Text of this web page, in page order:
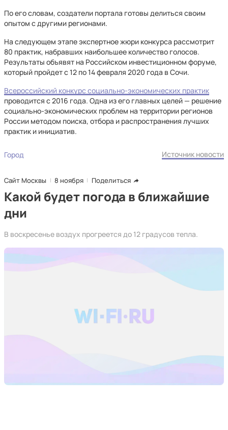
По его словам, создатели портала готовы делиться своим
опытом с другими регионами.
На следующем этапе экспертное жюри конкурса рассмотрит
80 практик, набравших наибольшее количество голосов.
Результаты объявят на Российском инвестиционном форуме,
который пройдет с 12 по 14 февраля 2020 года в Сочи.
Всероссийский конкурс социально-экономических практик
проводится с 2016 года. Одна из его главных целей — решение
социально-экономических проблем на территории регионов
России методом поиска, отбора и распространения лучших
практик и инициатив.
Город Источник новости
Сайт Москвы 8 ноября Поделиться
Какой будет погода в ближайшие
дни
В воскресенье воздух прогреется до 12 градусов тепла.